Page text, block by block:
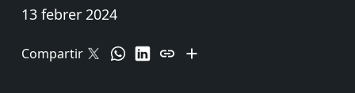
13 febrer 2024
Compartir